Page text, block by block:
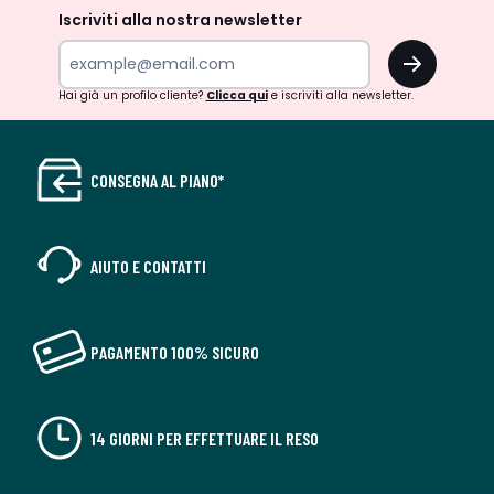
Iscriviti alla nostra newsletter
OK
Hai già un profilo cliente? Clicca quie iscriviti alla newsletter.
CONSEGNA AL PIANO*
AIUTO E CONTATTI
PAGAMENTO 100% SICURO
14 GIORNI PER EFFETTUARE IL RESO